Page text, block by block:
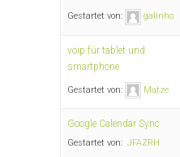
Gestartet von: galinho
voip für tablet und
smartphone
Gestartet von: Matze
Google Calendar Sync
Gestartet von: JFAZRH